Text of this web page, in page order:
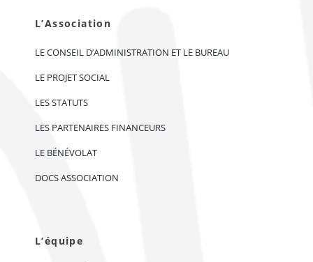
L’Association
LE CONSEIL D’ADMINISTRATION ET LE BUREAU
LE PROJET SOCIAL
LES STATUTS
LES PARTENAIRES FINANCEURS
LE BÉNÉVOLAT
DOCS ASSOCIATION
L’équipe